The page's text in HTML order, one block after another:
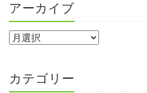
アーカイブ
カテゴリー